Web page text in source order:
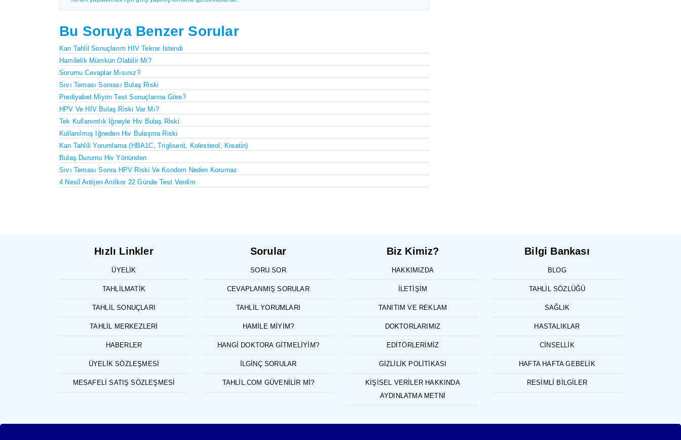
Bu Soruya Benzer Sorular
Kan Tahlil Sonuçlarım HIV Tekrar Istendi
Hamilelik Mümkün Olabilir Mi?
Sorumu Cevaplar Mısınız?
Sıvı Teması Sonrası Bulaş Riski
Prediyabet Miyim Test Sonuçlarına Göre?
HPV Ve HIV Bulaş Riski Var Mı?
Tek Kullanımlık İğneyle Hiv Bulaş Riski
Kullanılmış Iğneden Hiv Bulaşma Riski
Kan Tahlili Yorumlama (HBA1C, Trigliserit, Kolesterol, Kreatin)
Bulaş Durumu Hiv Yönünden
Sıvı Teması Sonra HPV Riski Ve Kondom Neden Korumaz
4 Nesil Antijen Antikor 22 Günde Test Verdim
Hızlı Linkler
ÜYELIK
TAHLILMATIK
TAHLIL SONUÇLARI
TAHLIL MERKEZLERI
HABERLER
ÜYELIK SÖZLEŞMESI
MESAFELI SATIŞ SÖZLEŞMESI
Sorular
SORU SOR
CEVAPLANMIŞ SORULAR
TAHLIL YORUMLARI
HAMILE MIYIM?
HANGI DOKTORA GITMELIYIM?
İLGINÇ SORULAR
TAHLIL.COM GÜVENILIR MI?
Biz Kimiz?
HAKKIMIZDA
İLETIŞIM
TANITIM VE REKLAM
DOKTORLARIMIZ
EDITÖRLERIMIZ
GIZLILIK POLITIKASI
KIŞISEL VERILER HAKKINDA
AYDINLATMA METNI
Bilgi Bankası
BLOG
TAHLIL SÖZLÜĞÜ
SAĞLIK
HASTALIKLAR
CINSELLIK
HAFTA HAFTA GEBELIK
RESIMLI BILGILER